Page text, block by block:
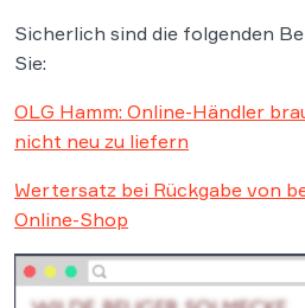
Sicherlich sind die folgenden
Sie:
OLG Hamm: Online-Händler
nicht neu zu liefern
Wertersatz bei Rückgabe von
Online-Shop